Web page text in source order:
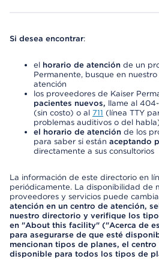
Si desea encontrar:
el horario de atención de un
Permanente, busque en
atención
los proveedores de Kaiser
pacientes nuevos, llame al 404-
(sin costo) o al 711 (línea TTY
problemas auditivos o del
el horario de atención de los
para saber si están aceptando
directamente a sus consultorios
La información de este directorio en
periódicamente. La disponibilidad de
proveedores y servicios puede
atención en un centro de atención,
nuestro directorio y verifique los
en "About this facility" ("Acerca de
para asegurarse de que esté
mencionan tipos de planes, el
disponible para todos los tipos de